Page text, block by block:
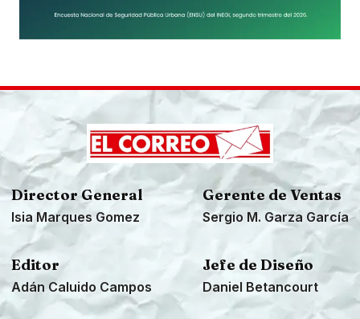
Director General
Isia Marques Gomez
Gerente de Ventas
Sergio M. Garza García
Editor
Adán Caluido Campos
Jefe de Diseño
Daniel Betancourt